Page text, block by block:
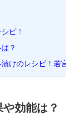
てまとめました。
]
は？